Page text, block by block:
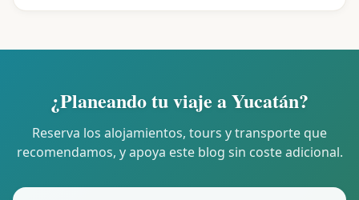
¿Planeando tu viaje a Yucatán?
Reserva los alojamientos, tours y transporte que
recomendamos, y apoya este blog sin coste adicional.